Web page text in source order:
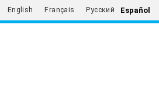
English Français Русский Español